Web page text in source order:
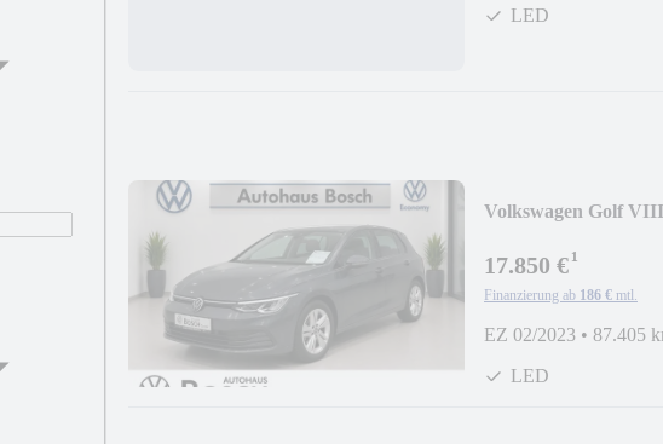
LED
Volkswagen Golf
17.850 €¹
Finanzierung ab 186 € mtl.
EZ 02/2023 • 87.405
LED